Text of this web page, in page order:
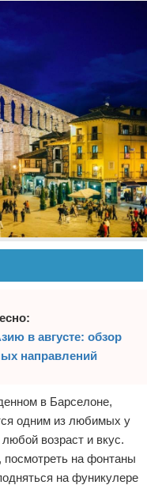
в августе: обзор
направлений
в Барселоне,
одним из любимых у
возраст и вкус.
на фонтаны
на фуникулере